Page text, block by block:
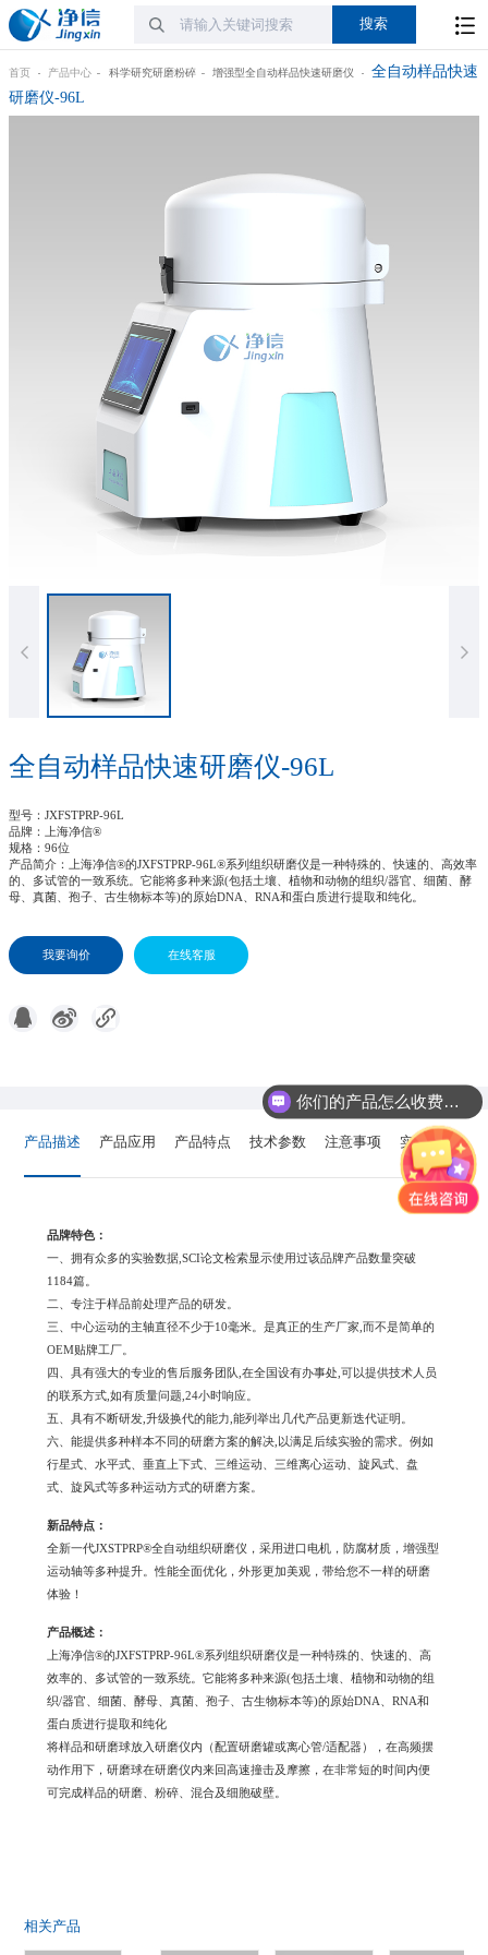
首页 产品中心 科学研究研磨粉碎 增强型全自动样品快速研磨仪
全自动样品快速
研磨仪-96L
全自动样品快速研磨仪-96L
型号 ：JXFSTPRP-96L
品牌 ：上海净信®
规格 ：96位
产品简介 ：上海净信®的JXFSTPRP-96L®系列组织研磨仪是一种特殊的、快速的、高效率
的、多试管的一致系统。它能将多种来源(包括土壤、植物和动物的组织/器官、细菌、酵
母、真菌、孢子、古生物标本等)的原始DNA、RNA和蛋白质进行提取和纯化。
我要询价 在线客服
产品描述 产品应用 产品特点 技术参数 注意事项 实验案例
品牌特色：
一、拥有众多的实验数据,SCI论文检索显示使用过该品牌产品数量突破
1184篇。
二、专注于样品前处理产品的研发。
三、中心运动的主轴直径不少于10毫米。是真正的生产厂家,而不是简单的
OEM贴牌工厂。
四、具有强大的专业的售后服务团队,在全国设有办事处,可以提供技术人员
的联系方式,如有质量问题,24小时响应。
五、具有不断研发,升级换代的能力,能列举出几代产品更新迭代证明。
六、能提供多种样本不同的研磨方案的解决,以满足后续实验的需求。例如
行星式、水平式、垂直上下式、三维运动、三维离心运动、旋风式、盘
式、旋风式等多种运动方式的研磨方案。
新品特点：
全新一代JXSTPRP®全自动组织研磨仪，采用进口电机，防腐材质，增强型
运动轴等多种提升。性能全面优化，外形更加美观，带给您不一样的研磨
体验！
产品概述：
上海净信®的JXFSTPRP-96L®系列组织研磨仪是一种特殊的、快速的、高
效率的、多试管的一致系统。它能将多种来源(包括土壤、植物和动物的组
织/器官、细菌、酵母、真菌、孢子、古生物标本等)的原始DNA、RNA和
蛋白质进行提取和纯化
将样品和研磨球放入研磨仪内（配置研磨罐或离心管/适配器），在高频摆
动作用下，研磨球在研磨仪内来回高速撞击及摩擦，在非常短的时间内便
可完成样品的研磨、粉碎、混合及细胞破壁。
相关产品
你们的产品怎么收费的呢?